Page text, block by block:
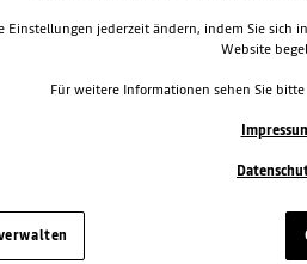
induktives Smartphone-Laden,
Einstellungen jederzeit ändern, indem Sie sich
Website
Für weitere Informationen sehen Sie